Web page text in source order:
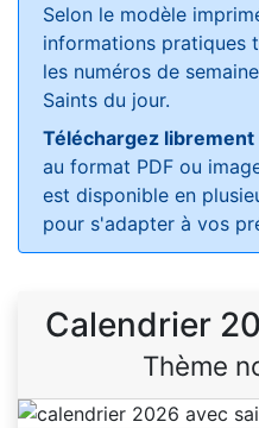
Selon le modèle
informations pratiques
les numéros de
Saints du jour.
Téléchargez
au format PDF ou
est disponible en
pour s'adapter à vos
Calendrier
Thème